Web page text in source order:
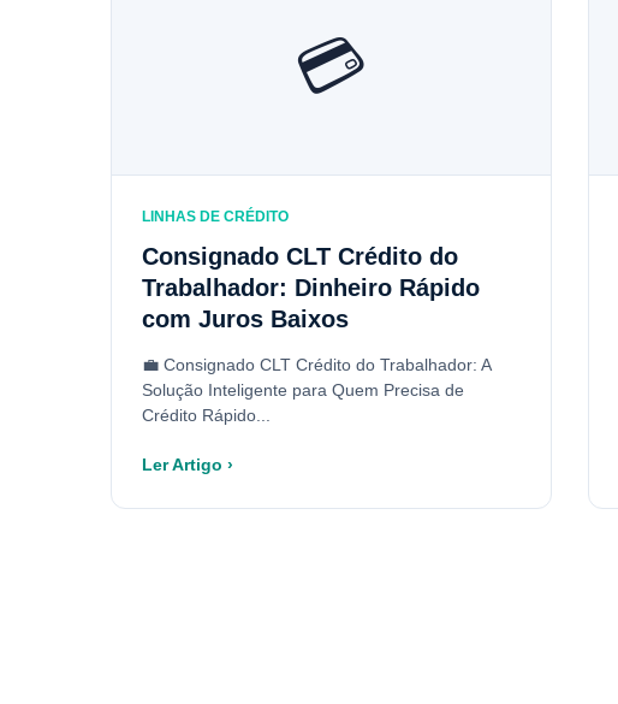
💳
LINHAS DE CRÉDITO
Consignado CLT Crédito do
Trabalhador: Dinheiro Rápido
com Juros Baixos
💼 Consignado CLT Crédito do Trabalhador: A
Solução Inteligente para Quem Precisa de
Crédito Rápido...
Ler Artigo ›